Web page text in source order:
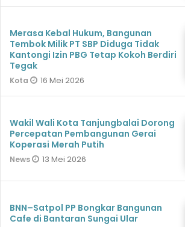
Merasa Kebal Hukum, Bangunan
Tembok Milik PT SBP Diduga Tidak
Kantongi Izin PBG Tetap Kokoh Berdiri
Tegak
Kota 16 Mei 2026
Wakil Wali Kota Tanjungbalai Dorong
Percepatan Pembangunan Gerai
Koperasi Merah Putih
News 13 Mei 2026
BNN–Satpol PP Bongkar Bangunan
Cafe di Bantaran Sungai Ular